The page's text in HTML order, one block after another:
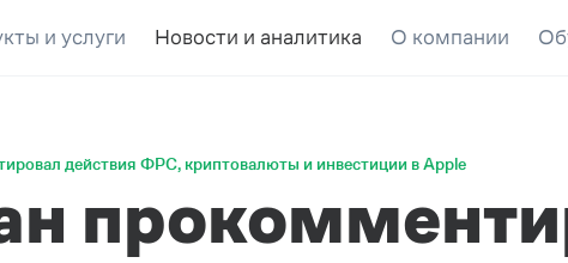
и услуги Новости и аналитика О компании
действия ФРС, криптовалюты и инвестиции в Apple